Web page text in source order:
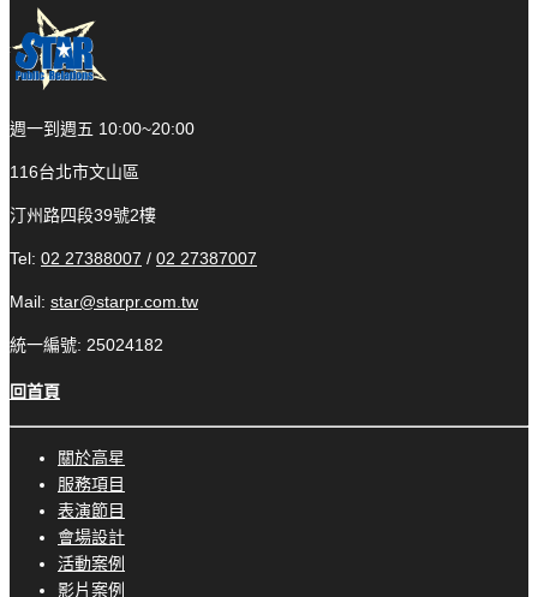
週一到週五 10:00~20:00
116台北市文山區
汀州路四段39號2樓
Tel: 02 27388007 / 02 27387007
Mail: star@starpr.com.tw
統一編號: 25024182
回首頁
關於高星
服務項目
表演節目
會場設計
活動案例
影片案例